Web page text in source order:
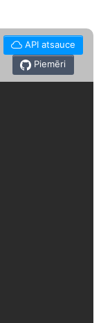
API atsauce
Piemēri